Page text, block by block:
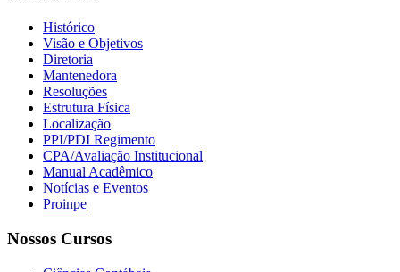
Histórico
Visão e Objetivos
Diretoria
Mantenedora
Resoluções
Estrutura Física
Localização
PPI/PDI Regimento
CPA/Avaliação Institucional
Manual Acadêmico
Notícias e Eventos
Proinpe
Nossos Cursos